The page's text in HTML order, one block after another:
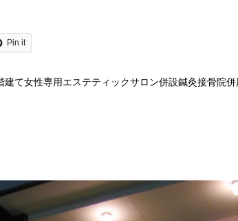
Pin it
て女性専用エステティックサロン併設鍼灸接骨院